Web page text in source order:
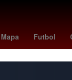
Mapa Futbol
swag 2 Pago